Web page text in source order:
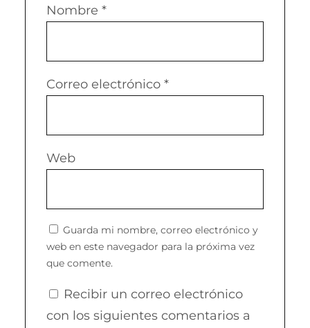
Nombre *
Correo electrónico *
Web
Guarda mi nombre, correo electrónico y
web en este navegador para la próxima vez
que comente.
Recibir un correo electrónico
con los siguientes comentarios a